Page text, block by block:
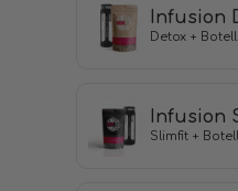
Infusion
Detox +
Infusion
Slimfit +